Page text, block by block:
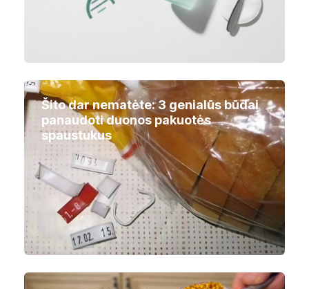
Šito dar nematėte: 3 genialūs būdai
panaudoti duonos pakuotės
spaustukus